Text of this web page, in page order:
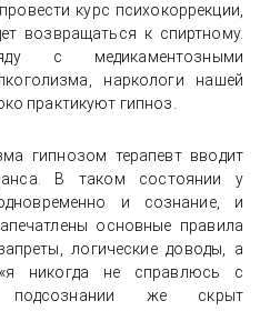
курс психокоррекции,
возвращаться к спиртному.
с медикаментозными
наркологи нашей
практикуют гипноз.
гипнозом терапевт вводит
В таком состоянии у
и сознание, и
основные правила
логические доводы, а
никогда не справлюсь с
подсознании же скрыт